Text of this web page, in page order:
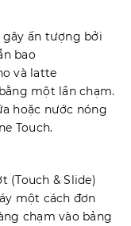
gây ấn tượng bởi
bao
và latte
một lần chạm.
hoặc nước nóng
Touch.
(Touch & Slide)
một cách đơn
chạm vào bảng